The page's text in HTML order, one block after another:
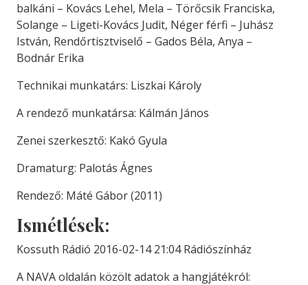
balkáni – Kovács Lehel, Mela – Törőcsik Franciska,
Solange – Ligeti-Kovács Judit, Néger férfi – Juhász
István, Rendőrtisztviselő – Gados Béla, Anya –
Bodnár Erika
Technikai munkatárs: Liszkai Károly
A rendező munkatársa: Kálmán János
Zenei szerkesztő: Kakó Gyula
Dramaturg: Palotás Ágnes
Rendező: Máté Gábor (2011)
Ismétlések:
Kossuth Rádió 2016-02-14 21:04 Rádiószínház
A NAVA oldalán közölt adatok a hangjátékról: